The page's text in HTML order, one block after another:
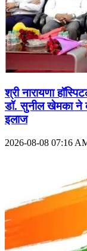
श्री नारायणा
डॉ. सुनील खेमका ने
इलाज
2026-08-08 07:16